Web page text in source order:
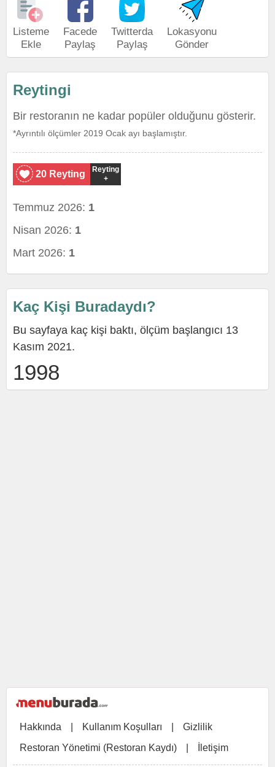
Listeme
Ekle
Facede
Paylaş
Twitterda
Paylaş
Lokasyonu
Gönder
Reytingi
Bir restoranın ne kadar popüler olduğunu gösterir.
*Ayrıntılı ölçümler 2019 Ocak ayı başlamıştır.
20 Reyting
Reyting
+
Temmuz 2026: 1
Nisan 2026: 1
Mart 2026: 1
Kaç Kişi Buradaydı?
Bu sayfaya kaç kişi baktı, ölçüm başlangıcı 13
Kasım 2021.
1998
Hakkında Kullanım Koşulları
Gizlilik
Restoran Yönetimi (Restoran Kaydı)
İletişim